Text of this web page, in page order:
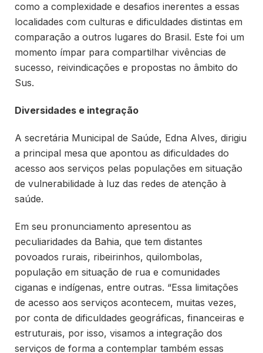
como a complexidade e desafios inerentes a essas
localidades com culturas e dificuldades distintas em
comparação a outros lugares do Brasil. Este foi um
momento ímpar para compartilhar vivências de
sucesso, reivindicações e propostas no âmbito do
Sus.
Diversidades e integração
A secretária Municipal de Saúde, Edna Alves, dirigiu
a principal mesa que apontou as dificuldades do
acesso aos serviços pelas populações em situação
de vulnerabilidade à luz das redes de atenção à
saúde.
Em seu pronunciamento apresentou as
peculiaridades da Bahia, que tem distantes
povoados rurais, ribeirinhos, quilombolas,
população em situação de rua e comunidades
ciganas e indígenas, entre outras. “Essa limitações
de acesso aos serviços acontecem, muitas vezes,
por conta de dificuldades geográficas, financeiras e
estruturais, por isso, visamos a integração dos
serviços de forma a contemplar também essas